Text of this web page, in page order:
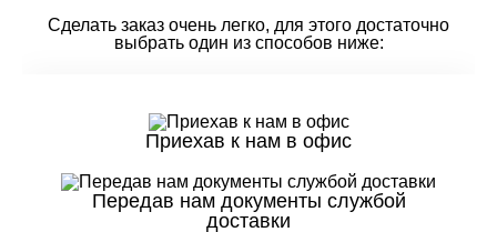
Сделать заказ очень легко, для этого достаточно
выбрать один из способов ниже:
Приехав к нам в офис
Передав нам документы службой
доставки